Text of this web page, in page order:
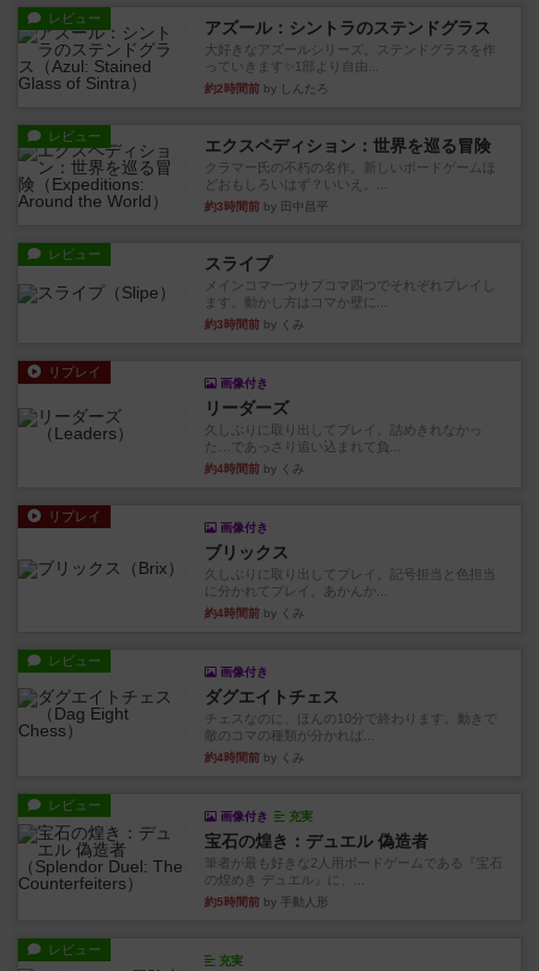
レビュー アズール：シントラのステンドグラス
大好きなアズールシリーズ。ステンドグラスを作
っていきます✨1部より自由...
約2時間前 by しんたろ
レビュー エクスペディション：世界を巡る冒険
クラマー氏の不朽の名作。新しいボードゲームほ
どおもしろいはず？いいえ。...
約3時間前 by 田中昌平
レビュー スライプ
メインコマ一つサブコマ四つでそれぞれプレイし
ます。動かし方はコマか壁に...
約3時間前 by くみ
リプレイ
画像付き
リーダーズ
久しぶりに取り出してプレイ。詰めきれなかっ
た…であっさり追い込まれて負...
約4時間前 by くみ
リプレイ
画像付き
ブリックス
久しぶりに取り出してプレイ。記号担当と色担当
に分かれてプレイ。あかんか...
約4時間前 by くみ
レビュー
画像付き
ダグエイトチェス
チェスなのに、ほんの10分で終わります。動きで
敵のコマの種類が分かれば...
約4時間前 by くみ
レビュー
画像付き 充実
宝石の煌き：デュエル 偽造者
筆者が最も好きな2人用ボードゲームである『宝石
の煌めき デュエル』に、...
約5時間前 by 手動人形
レビュー
充実